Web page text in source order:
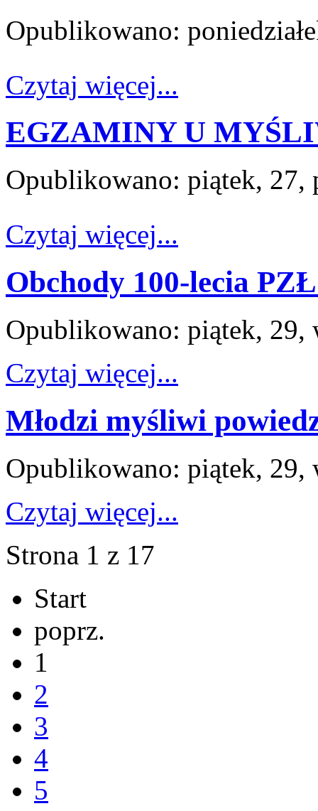
Opublikowano:
Czytaj więcej...
EGZAMINY U
Opublikowano: piątek, 27,
Czytaj więcej...
Obchody 100-lecia
Opublikowano: piątek, 29,
Czytaj więcej...
Młodzi myśliwi
Opublikowano: piątek, 29,
Czytaj więcej...
Strona 1 z 17
Start
poprz.
1
2
3
4
5